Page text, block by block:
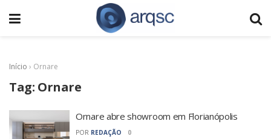
Início › Ornare
Tag: Ornare
Ornare abre showroom em Florianópolis
POR REDAÇÃO 0